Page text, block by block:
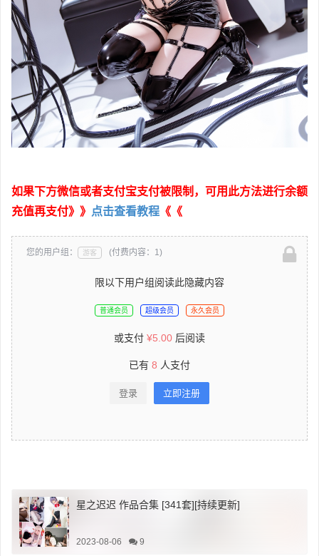
如果下方微信或者支付宝支付被限制，可用此方法进行余额
充值再支付》》 点击查看教程 《《
您的用户组： 游客 (付费内容：1)
限以下用户组阅读此隐藏内容
普通会员 超级会员 永久会员
或支付 ¥5.00 后阅读
已有 8 人支付
登录 立即注册
星之迟迟 作品合集 [341套][持续更新]
2023-08-06 9